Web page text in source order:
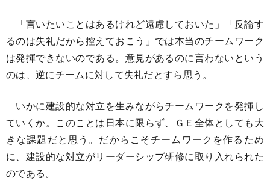
「言いたいことはあるけれど遠慮しておいた」「反論す
るのは失礼だから控えておこう」では本当のチームワーク
は発揮できないのである。意見があるのに言わないという
のは、逆にチームに対して失礼だとすら思う。
いかに建設的な対立を生みながらチームワークを発揮し
ていくか。このことは日本に限らず、ＧＥ全体としても大
きな課題だと思う。だからこそチームワークを作るため
に、建設的な対立がリーダーシップ研修に取り入れられた
のである。